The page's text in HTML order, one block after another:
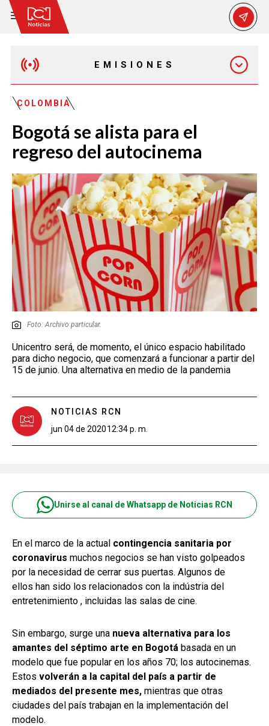
EMISIONES
EMISIÓN 12:30 PM
EMISIÓN 7:00 PM
EMISIÓN 11:30 PM
COLOMBIA
Bogotá se alista para el
regreso del autocinema
Foto: Archivo particular.
Unicentro será, de momento, el único espacio habilitado
para dicho negocio, que comenzará a funcionar a partir del
15 de junio. Una alternativa en medio de la pandemia
NOTICIAS RCN
jun 04 de 202012:34 p. m.
Unirse al canal de Whatsapp de Noticias RCN
En el marco de la actual contingencia sanitaria por
coronavirus muchos negocios se han visto golpeados
por la necesidad de cerrar sus puertas. Algunos de
ellos han sido los relacionados con la indústria del
entretenimiento , incluidas las salas de cine.
Sin embargo, surge una nueva alternativa para los
amantes del séptimo arte en Bogotá basada en un
modelo que fue popular en los años 70; los autocinemas.
Estos volverán a la capital del país a partir de
mediados del presente mes, mientras que otras
ciudades del país trabajan en la implementación del
modelo.